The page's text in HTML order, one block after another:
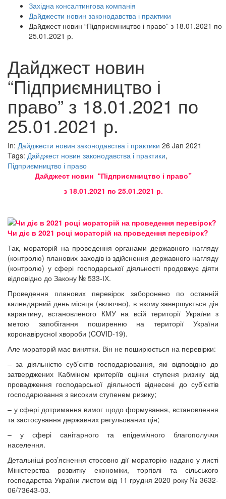
Західна консалтингова компанія
Дайджести новин законодавства і практики
Дайджест новин “Підприємництво і право” з 18.01.2021 по
25.01.2021 р.
Дайджест новин
“Підприємництво і
право” з 18.01.2021 по
25.01.2021 р.
In: Дайджести новин законодавства і практики 26 Jan 2021
Tags: Дайджест новин законодавства і практики,
Підприємництво і право
Дайджест новин “Підприємництво і право”
з 18.01.2021 по 25.01.2021 р.
Чи діє в 2021 році мораторій на проведення перевірок?
Так, мораторій на проведення органами державного нагляду
(контролю) планових заходів із здійснення державного нагляду
(контролю) у сфері господарської діяльності продовжує діяти
відповідно до Закону № 533-ІХ.
Проведення планових перевірок заборонено по останній
календарний день місяця (включно), в якому завершується дія
карантину, встановленого КМУ на всій території України з
метою запобігання поширенню на території України
коронавірусної хвороби (COVID-19).
Але мораторій має винятки. Він не поширюється на перевірки:
– за діяльністю суб’єктів господарювання, які відповідно до
затверджених Кабміном критеріїв оцінки ступеня ризику від
провадження господарської діяльності віднесені до суб’єктів
господарювання з високим ступенем ризику;
– у сфері дотримання вимог щодо формування, встановлення
та застосування державних регульованих цін;
– у сфері санітарного та епідемічного благополуччя
населення.
Детальніші роз’яснення стосовно дії мораторію надано у листі
Міністерства розвитку економіки, торгівлі та сільського
господарства України листом від 11 грудня 2020 року № 3632-
06/73643-03.